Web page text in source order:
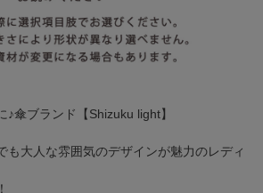
傘ブランド【Shizuku light】
も大人な雰囲気のデザインが魅力のレディ